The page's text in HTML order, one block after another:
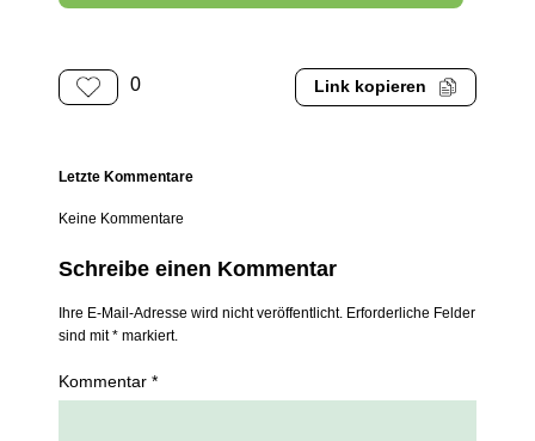
0 Link kopieren
Letzte Kommentare
Keine Kommentare
Schreibe einen Kommentar
Ihre E-Mail-Adresse wird nicht veröffentlicht. Erforderliche Felder
sind mit * markiert.
Kommentar *